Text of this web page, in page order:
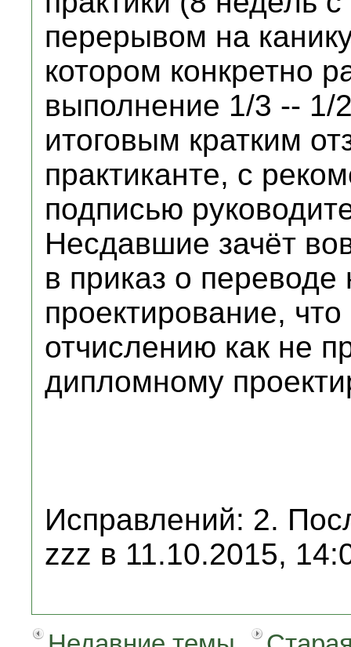
перерывом на
котором конкретно
выполнение 1/3 -- 1/
итоговым кратким
практиканте, с
подписью
Несдавшие зачёт
в приказ о
проектирование,
отчислению как не
дипломному
Исправлений: 2.
zzz в 11.10.2015,